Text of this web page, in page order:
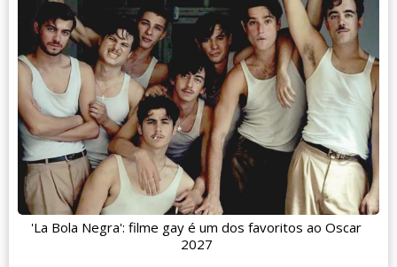
'La Bola Negra': filme gay é um dos favoritos ao Oscar
2027